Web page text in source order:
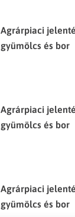
Agrárpiaci
gyümölcs és bor
Agrárpiaci
gyümölcs és bor
Agrárpiaci
gyümölcs és bor